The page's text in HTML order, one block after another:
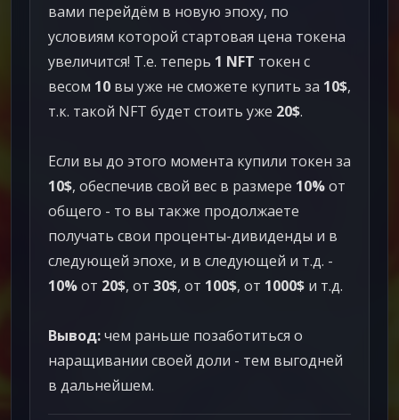
вами перейдём в новую эпоху, по
условиям которой стартовая цена токена
увеличится! Т.е. теперь 1 NFT токен с
весом 10 вы уже не сможете купить за 10$,
т.к. такой NFT будет стоить уже 20$.
Если вы до этого момента купили токен за
10$, обеспечив свой вес в размере 10%от
общего - то вы также продолжаете
получать свои проценты-дивиденды и в
следующей эпохе, и в следующей и т.д. -
10%от 20$, от 30$, от 100$, от 1000$ и т.д.
Вывод:чем раньше позаботиться о
наращивании своей доли - тем выгодней
в дальнейшем.